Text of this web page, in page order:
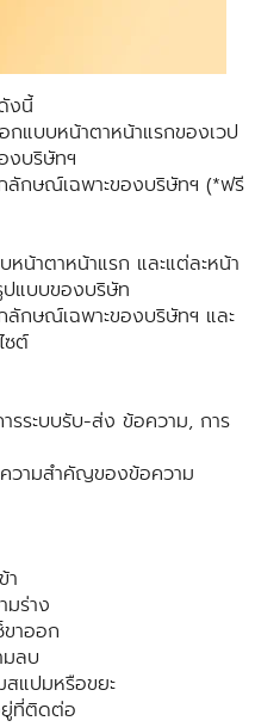
งนี้
กแบบหน้าตาหน้าแรกของเวป
งบริษัทฯ
ลักษณ์เฉพาะของบริษัทฯ (*ฟรี
หน้าตาหน้าแรก และแต่ละหน้า
ปแบบของบริษัท
กษณ์เฉพาะของบริษัทฯ และ
ซต์
รระบบรับ-ส่ง ข้อความ, การ
วามสำคัญของข้อความ
า
ร่าง
าออก
ลบ
แปมหรือขยะ
ที่ติดต่อ